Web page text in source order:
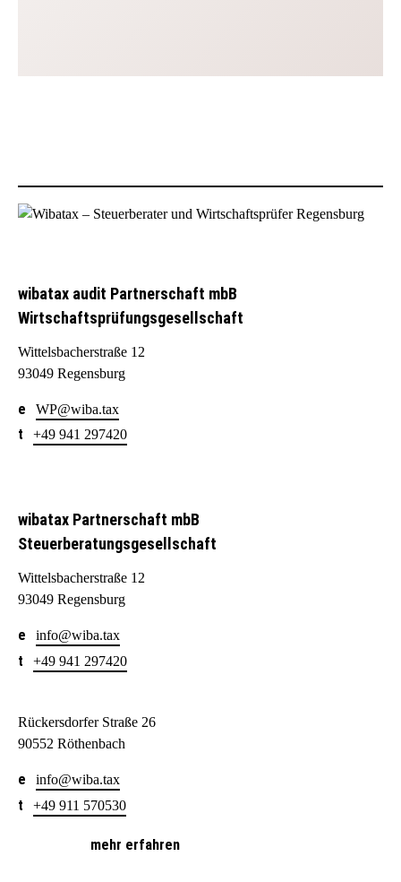
wibatax audit Partnerschaft mbB
Wirtschaftsprüfungsgesellschaft
Wittelsbacherstraße 12
93049 Regensburg
WP@wiba.tax
+49 941 297420
wibatax Partnerschaft mbB
Steuerberatungsgesellschaft
Wittelsbacherstraße 12
93049 Regensburg
info@wiba.tax
+49 941 297420
Rückersdorfer Straße 26
90552 Röthenbach
info@wiba.tax
+49 911 570530
mehr erfahren